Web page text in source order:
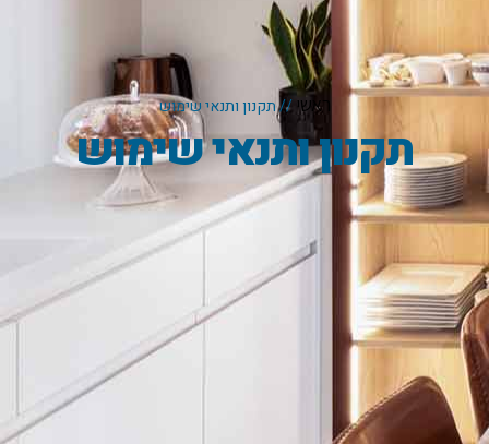
ראשי//תקנון ותנאי שימוש
תקנון ותנאי שימוש